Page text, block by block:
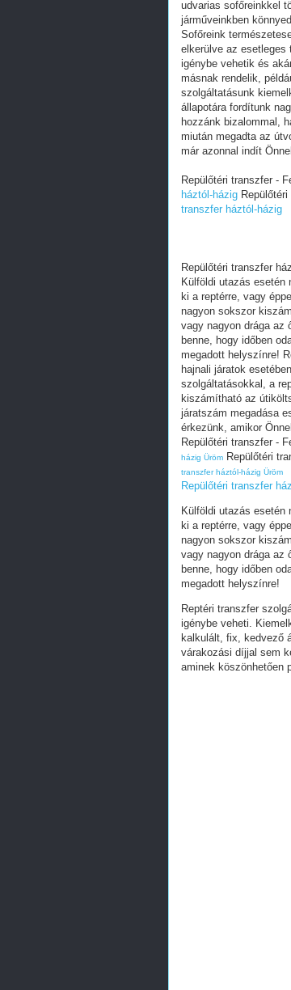
udvarias sofőreinkkel
járműveinkben
Sofőreink
elkerülve az esetleges
igénybe vehetik és
másnak rendelik,
szolgáltatásunk
állapotára fordítunk
hozzánk bizalommal,
miután megadta az
már azonnal indít
Repülőtéri transzfer -
háztól-házig
transzfer háztól-házig
Repülőtéri transzfer
Külföldi utazás esetén
ki a reptérre, vagy
nagyon sokszor
vagy nagyon drága az
benne, hogy időben
megadott helyszínre!
hajnali járatok
szolgáltatásokkal, a
kiszámítható az
járatszám megadása
érkezünk, amikor
Repülőtéri transzfer -
házig Üröm Repülőtéri
transzfer háztól-házig Üröm
Repülőtéri transzfer
Külföldi utazás esetén
ki a reptérre, vagy
nagyon sokszor
vagy nagyon drága az
benne, hogy időben
megadott helyszínre!
Reptéri transzfer
igénybe veheti.
kalkulált, fix, kedvező
várakozási díjjal sem
aminek köszönhetően